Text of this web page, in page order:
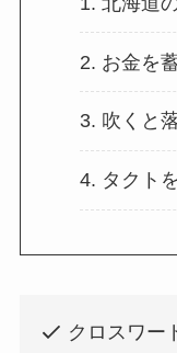
2. お金を
3. 吹くと
4. タクト
クロスワー